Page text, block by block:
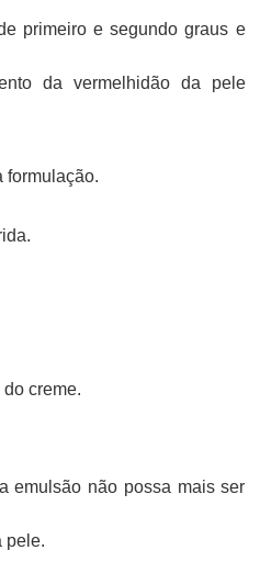
primeiro e segundo graus e
da vermelhidão da pele
formulação.
creme.
emulsão não possa mais ser
pele.